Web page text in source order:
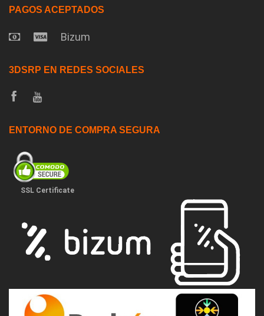
PAGOS ACEPTADOS
Bizum
3DSRP EN REDES SOCIALES
ENTORNO DE COMPRA SEGURA
SSL Certificate